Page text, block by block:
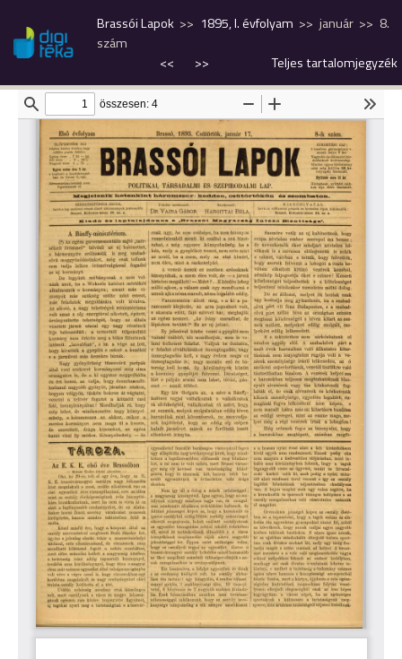
Brassói Lapok 1895, I. évfolyam január
8.
szám
<<
>> Teljes tartalomjegyzék